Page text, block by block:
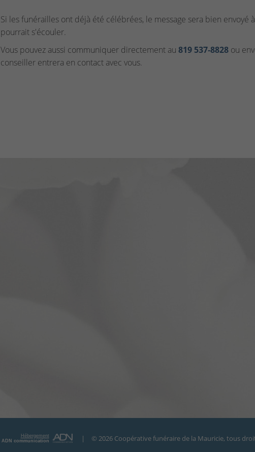
Si les funérailles ont déjà été célébrées, le message sera bien envoyé
pourrait s'écouler.
Vous pouvez aussi communiquer directement au 819 537‑8828ou
conseiller entrera en contact avec vous.
Hébergement
ADN communication
| © 2026 Coopérative funéraire de la Mauricie, tous